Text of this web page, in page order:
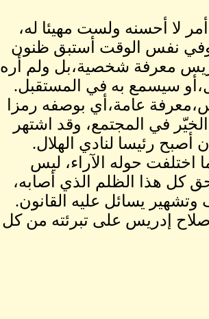
لا أحسنه ولست مهيئا له،
وفي نفس الوقت أستبق ظنون
معرفة شخصية،بل ولم أره
سيسمع به في المستقبل.
عامة،أي بوصفه رمزا
في المجتمع، وقد اشتهر
رئيسا لنادي الهلال.
حوله الآراء، ليس
كل هذا الظلم الذي أصابه،
يسائل عليه القانون.
صلاح إدريس على تبرئته من كل